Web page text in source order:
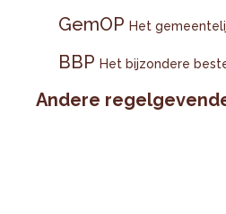
GemOP Het
BBP Het bijzondere
Andere